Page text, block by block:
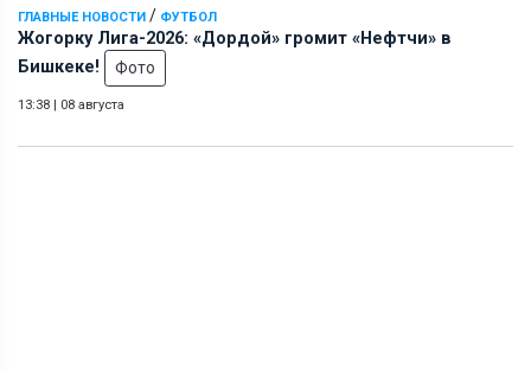
ГЛАВНЫЕ НОВОСТИ / ФУТБОЛ
Жогорку Лига-2026: «Дордой» громит «Нефтчи» в
Бишкеке!
Фото
13:38 | 08 августа